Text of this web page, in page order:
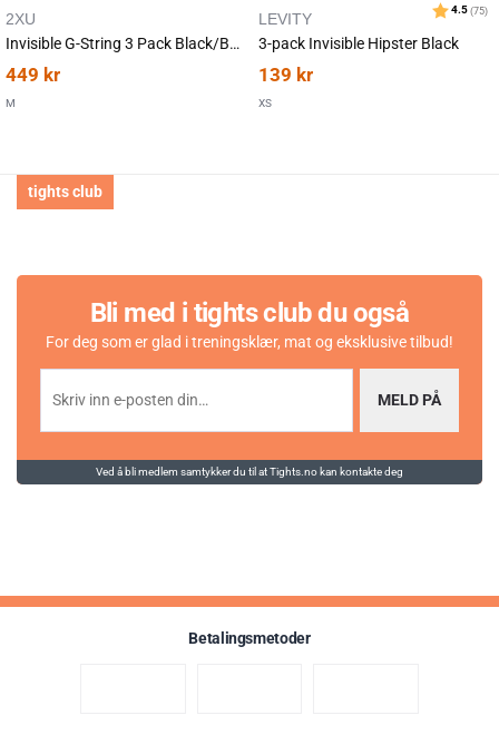
2XU
Invisible G-String 3 Pack Black/Black
449 kr
M
LEVITY
3-pack Invisible Hipster Black
139 kr
XS
tights club
Bli med i tights club du også
For deg som er glad i treningsklær, mat og eksklusive tilbud!
MELD PÅ
Ved å bli medlem samtykker du til at Tights.no kan kontakte deg
Betalingsmetoder